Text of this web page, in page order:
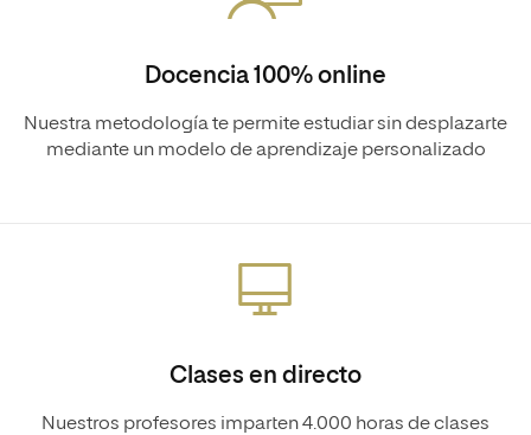
Docencia 100% online
Nuestra metodología te permite estudiar sin desplazarte
mediante un modelo de aprendizaje personalizado
Clases en directo
Nuestros profesores imparten 4.000 horas de clases